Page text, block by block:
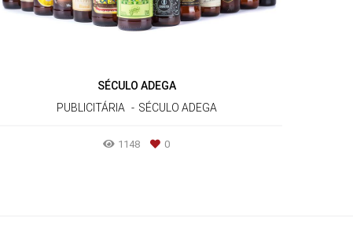
SÉCULO ADEGA
PUBLICITÁRIA
SÉCULO ADEGA
1148 0